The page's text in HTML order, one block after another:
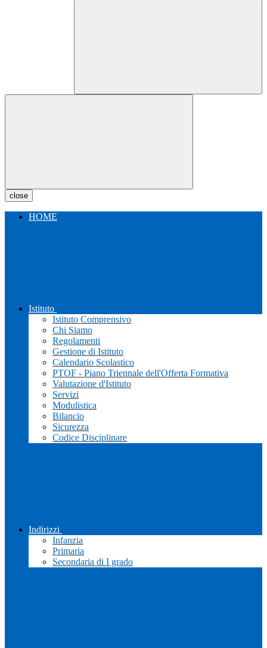
close
HOME
Istituto
Istituto Comprensivo
Chi Siamo
Regolamenti
Gestione di Istituto
Calendario Scolastico
PTOF - Piano Triennale dell'Offerta Formativa
Valutazione d'Istituto
Servizi
Modulistica
Bilancio
Sicurezza
Codice Disciplinare
Indirizzi
Infanzia
Primaria
Secondaria di I grado